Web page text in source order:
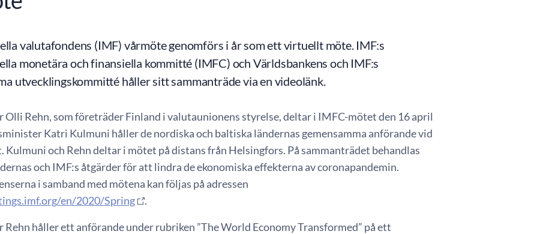
valutafondens (IMF) vårmöte genomförs i år som ett virtuellt möte. IMF:s
monetära och finansiella kommitté (IMFC) och Världsbankens och IMF:s
utvecklingskommitté håller sitt sammanträde via en videolänk.
Rehn, som företräder Finland i valutaunionens styrelse, deltar i IMFC-mötet den 16 april
Katri Kulmuni håller de nordiska och baltiska ländernas gemensamma anförande vid
Kulmuni och Rehn deltar i mötet på distans från Helsingfors. På sammanträdet behandlas
och IMF:s åtgärder för att lindra de ekonomiska effekterna av coronapandemin.
i samband med mötena kan följas på adressen
en/2020/Spring
.
håller ett anförande under rubriken ”The World Economy Transformed” på ett